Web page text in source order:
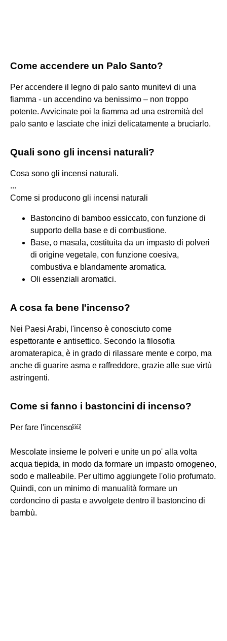
Come accendere un Palo Santo?
Per accendere il legno di palo santo munitevi di una
fiamma - un accendino va benissimo – non troppo
potente. Avvicinate poi la fiamma ad una estremità del
palo santo e lasciate che inizi delicatamente a bruciarlo.
Quali sono gli incensi naturali?
Cosa sono gli incensi naturali.
...
Come si producono gli incensi naturali
Bastoncino di bamboo essiccato, con funzione di
supporto della base e di combustione.
Base, o masala, costituita da un impasto di polveri
di origine vegetale, con funzione coesiva,
combustiva e blandamente aromatica.
Oli essenziali aromatici.
A cosa fa bene l'incenso?
Nei Paesi Arabi, l'incenso è conosciuto come
espettorante e antisettico. Secondo la filosofia
aromaterapica, è in grado di rilassare mente e corpo, ma
anche di guarire asma e raffreddore, grazie alle sue virtù
astringenti.
Come si fanno i bastoncini di incenso?
Per fare l'incenso￼
Mescolate insieme le polveri e unite un po' alla volta
acqua tiepida, in modo da formare un impasto omogeneo,
sodo e malleabile. Per ultimo aggiungete l'olio profumato.
Quindi, con un minimo di manualità formare un
cordoncino di pasta e avvolgete dentro il bastoncino di
bambù.